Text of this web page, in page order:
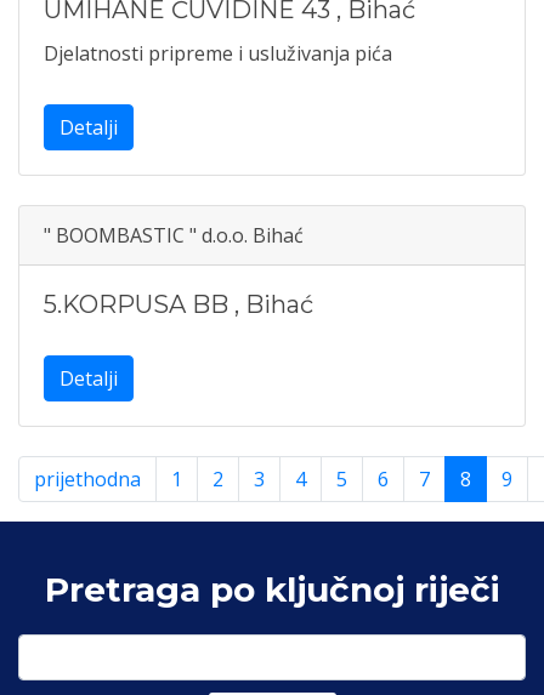
UMIHANE ČUVIDINE 43 , Bihać
Djelatnosti pripreme i usluživanja pića
Detalji
" BOOMBASTIC " d.o.o. Bihać
5.KORPUSA BB , Bihać
Detalji
prijethodna 1 2 3 4 5 6 7 8 9
Pretraga po ključnoj riječi